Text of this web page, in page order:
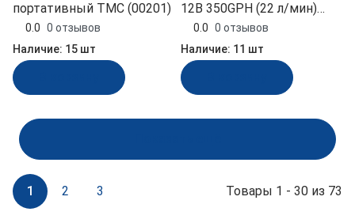
портативный TMC (00201)
0.0 0 отзывов
Наличие: 15 шт
12В 350GPH (22 л/мин)
SeaFlo (SFBP1-G350-05)
0.0 0 отзывов
Наличие: 11 шт
Товары 1 - 30 из 73
1 2 3